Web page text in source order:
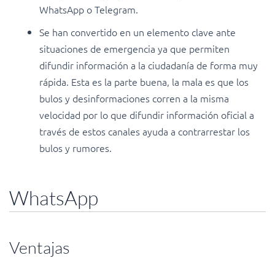
WhatsApp o Telegram.
Se han convertido en un elemento clave ante
situaciones de emergencia ya que permiten
difundir información a la ciudadanía de forma muy
rápida. Esta es la parte buena, la mala es que los
bulos y desinformaciones corren a la misma
velocidad por lo que difundir información oficial a
través de estos canales ayuda a contrarrestar los
bulos y rumores.
WhatsApp
Ventajas